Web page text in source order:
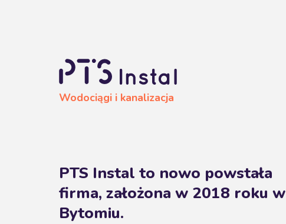
Wodociągi i kanalizacja
PTS Instal to nowo powstała
firma, założona w 2018 roku w
Bytomiu.